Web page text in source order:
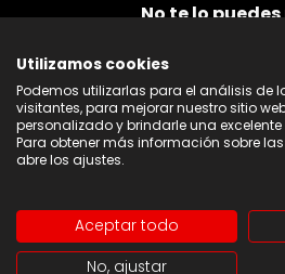
No te lo
ninguna de nuestras
Acepto los términos y
Copyright © 2026 | Web
Utilizamos cookies
Podemos utilizarlas para el análisis de
visitantes, para mejorar nuestro sitio
personalizado y brindarle una excelente
Para obtener más información sobre
abre los ajustes.
Aceptar todo
No, ajustar